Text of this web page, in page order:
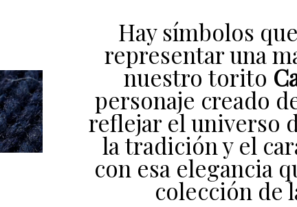
Hay símbolos
representar una
nuestro torito
personaje creado
reflejar el universo
la tradición y el
con esa elegancia
colección de